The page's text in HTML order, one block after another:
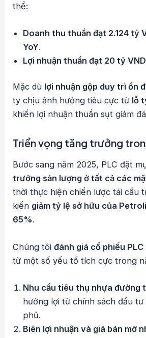
thể:
Doanh thu thuần đạt 2.124 tỷ
YoY.
Lợi nhuận thuần đạt 20 tỷ VND
Mặc dù lợi nhuận gộp duy trì ổn
ty chịu ảnh hưởng tiêu cực từ lỗ
khiến lợi nhuận thuần sụt giảm
Triển vọng tăng trưởng
Bước sang năm 2025, PLC đặt
trưởng sản lượng ở tất cả các
thời thực hiện chiến lược tái cấu
kiến giảm tỷ lệ sở hữu của
65%.
Chúng tôiđánh giá cổ phiếu PLC
từ một số yếu tố tích cực trong
Nhu cầu tiêu thụ nhựa đường
hưởng lợi từ chính sách đầu
phủ.
Biên lợi nhuận và giá bán mỡ